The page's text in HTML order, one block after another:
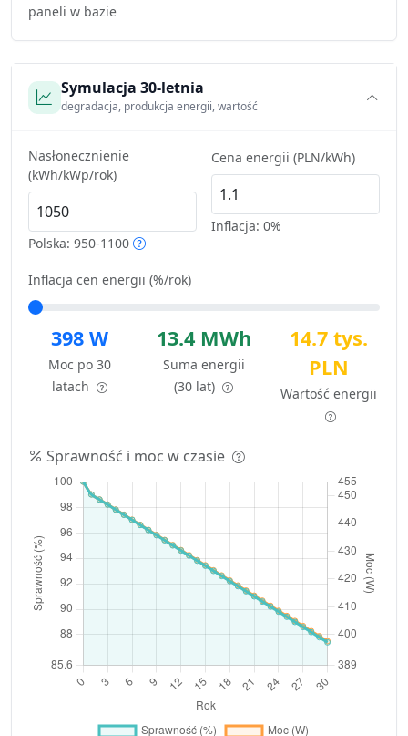
paneli w bazie
Symulacja 30-letnia
degradacja, produkcja energii, wartość
Nasłonecznienie
(kWh/kWp/rok)
Polska: 950-1100
Cena energii (PLN/kWh)
Inflacja: 0%
Inflacja cen energii (%/rok)
398 W
Moc po 30
latach
13.4 MWh
Suma energii
(30 lat)
14.7 tys.
PLN
Wartość energii
Sprawność i moc w czasie